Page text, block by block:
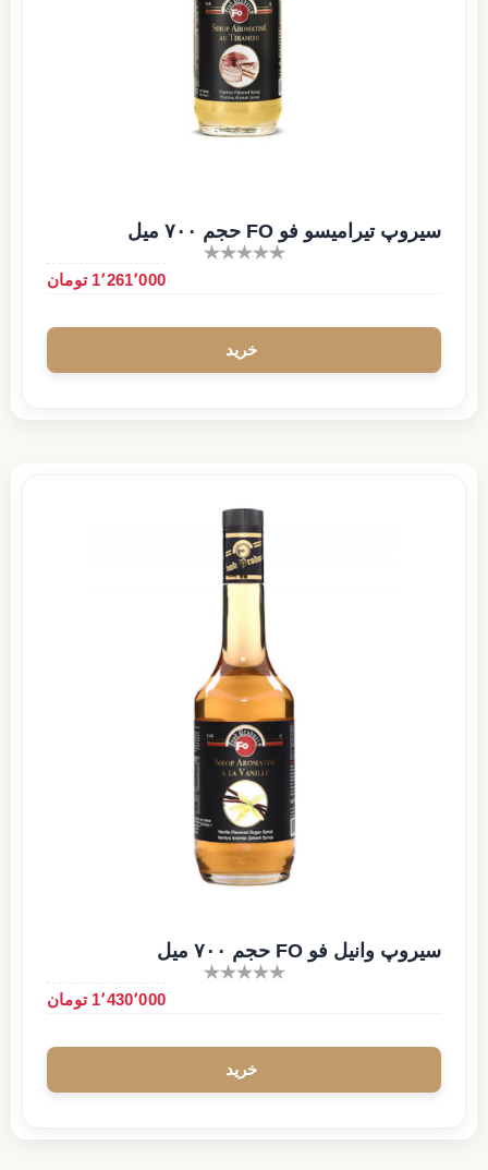
سیروپ تیرامیسو فو FO حجم ۷۰۰ میل
1٬261٬000 تومان
سیروپ وانیل فو FO حجم ۷۰۰ میل
1٬430٬000 تومان